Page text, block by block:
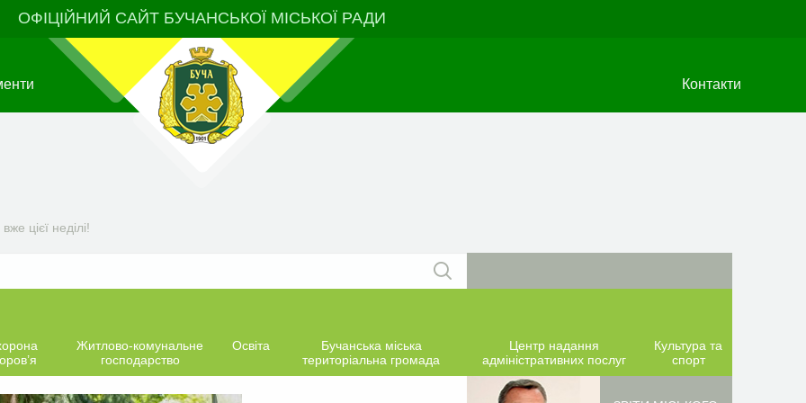
ОФІЦІЙНИЙ САЙТ БУЧАНСЬКОЇ МІСЬКОЇ РАДИ
Контакти
цієї неділі!
Житлово-комунальне
господарство
Освіта
Бучанська міська
територіальна громада
Центр надання
адміністративних послуг
Культура та
спорт